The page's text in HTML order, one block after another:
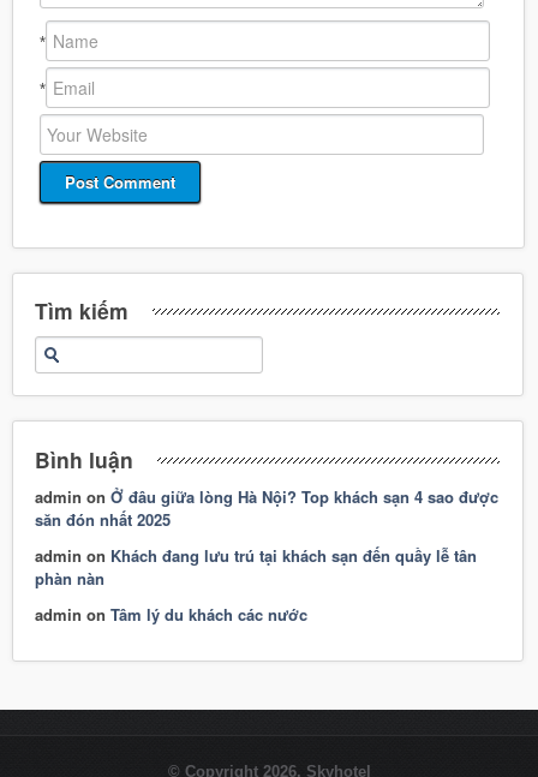
*
*
Tìm kiếm
Bình luận
admin onỞ đâu giữa lòng Hà Nội? Top khách sạn 4 sao được
săn đón nhất 2025
admin on Khách đang lưu trú tại khách sạn đến quầy lễ tân
phàn nàn
admin onTâm lý du khách các nước
© Copyright 2026. Skyhotel